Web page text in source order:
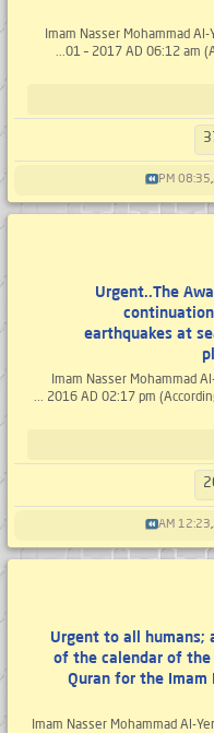
- 1 - Imam Nasser Mohammad
01 – 2017 AD 06:12 am
08:35 PM
Urgent..The
earthquakes at
Imam Nasser Mohammad
2016 AD 02:17 pm
12:23 AM
Urgent to all humans;
of the calendar of the
Quran for the Imam
- 1 - Imam Nasser Mohammad